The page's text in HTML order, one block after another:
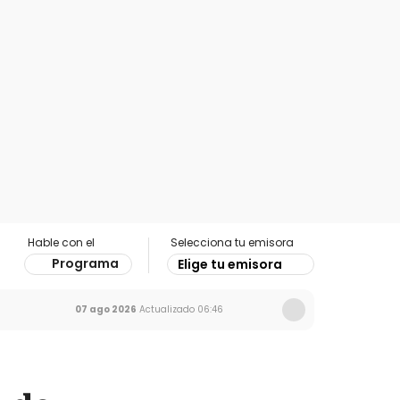
Hable con el
Programa
Selecciona tu emisora
Elige tu emisora
07 ago 2026 Actualizado 06:46